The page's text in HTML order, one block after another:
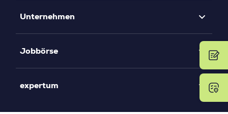
Unternehmen
Jobbörse
expertum